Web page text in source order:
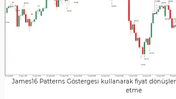
James16 Patterns Göstergesi kullanarak fiyat
etme